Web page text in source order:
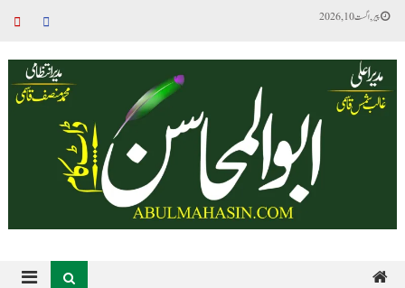
پیر, اگست 10, 2026